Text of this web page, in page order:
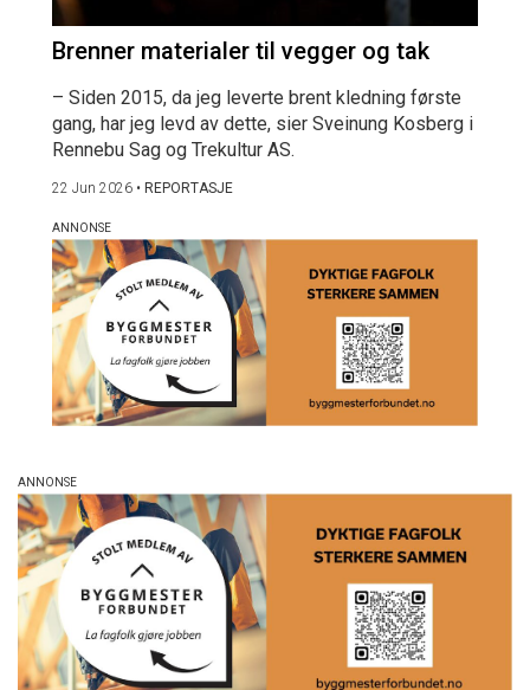
Brenner materialer til vegger og tak
– Siden 2015, da jeg leverte brent kledning første
gang, har jeg levd av dette, sier Sveinung Kosberg i
Rennebu Sag og Trekultur AS.
22 Jun 2026 • REPORTASJE